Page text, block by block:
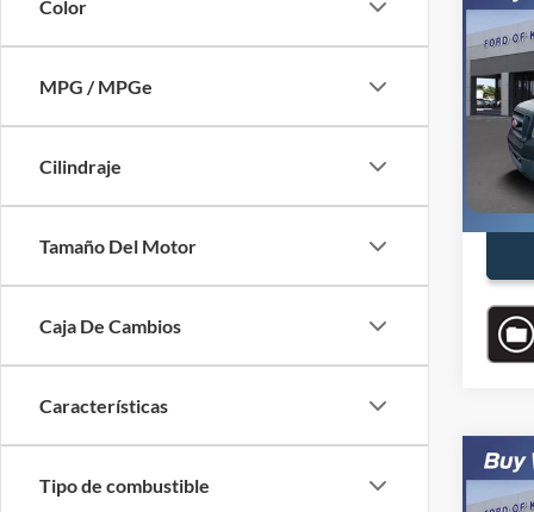
Color
MPG / MPGe
Cilindraje
Tamaño Del Motor
Caja De Cambios
Características
Tipo de combustible
2007
VIN:
2022